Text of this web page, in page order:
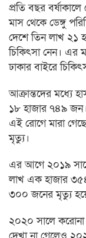
প্রতি বছর
মাস থেকে ডেঙ্গু
দেশে তিন লাখ ২১
চিকিৎসা নেন।
ঢাকার বাইরে
আক্রান্তদের মধ্যে
১৮ হাজার ৭৪৯
এই রোগে মারা
মৃত্যু।
এর আগে ২০১৯
লাখ এক হাজার ৩৫৪
৩০০ জনের মৃত্যু
২০২০ সালে করোনা